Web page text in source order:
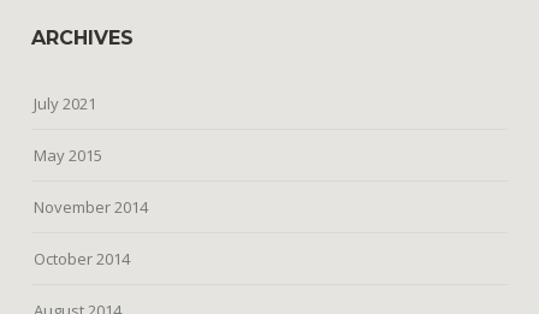
ARCHIVES
July 2021
May 2015
November 2014
October 2014